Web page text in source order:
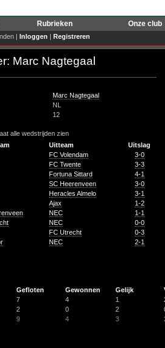
Rubrieken Onze club
| Inloggen | Registreren
Marc Nagtegaal
Marc Nagtegaal
NL
12
alle wedstrijden zien
Uitteam
Uitslag
FC Volendam
3-0
FC Twente
3-3
Fortuna Sittard
4-1
SC Heerenveen
3-0
Heracles Almelo
3-1
Ajax
1-2
NEC
1-1
NEC
0-0
FC Utrecht
0-3
NEC 2-1
Gefloten
Gewonnen Gelijk
7 4 1
2 0 2
9 4 3